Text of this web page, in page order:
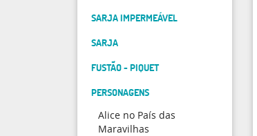
SARJA IMPERMEÁVEL
SARJA
FUSTÃO - PIQUET
PERSONAGENS
Alice no País das
Maravilhas